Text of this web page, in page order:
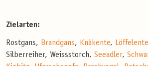
Zielarten:
Rostgans, Brandgans, Knäkente, Löffelente
Silberreiher, Weissstorch, Seeadler,